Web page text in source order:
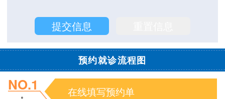
预约就诊流程图
NO.1 在线填写预约单